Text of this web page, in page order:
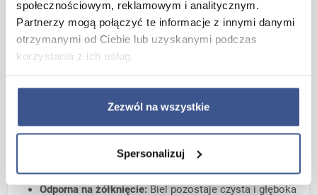
społecznościowym, reklamowym i analitycznym.
Partnerzy mogą połączyć te informacje z innymi danymi
otrzymanymi od Ciebie lub uzyskanymi podczas
korzystania z ich usług.
Zezwól na wszystkie
Spersonalizuj
eklektyzm.
Wysoka Gęstość Materiału (MDF):
Wykonana z
twardego, wysokogatunkowego MDF-u, co zapewnia
listwie sztywność oraz wysoką odporność na uderzenia
Wielowarstwowy Lakier UV:
Listwa jest pokryta
profesjonalnym białym lakierem, utwardzanym
promieniami UV. Dzięki temu powierzchnia jest:
Nieskazitelnie gładka:Brak widocznych porów
Odporna na żółknięcie:Biel pozostaje czysta i głęboka